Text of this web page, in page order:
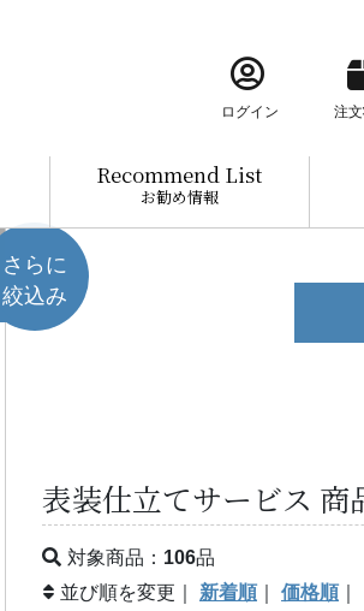
ログイン 注
Recommend List
お勧め情報
表装仕立てサービス 商
対象商品： 106品
並び順を変更｜ 新着順｜ 価格順｜
さらに
絞込み